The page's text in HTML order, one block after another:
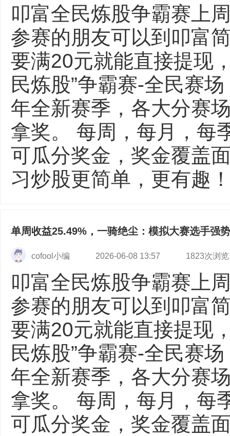
叩富全民炼股争霸赛上
参赛的朋友可以到叩富
要满20元就能直接提现
民炼股”争霸赛-全民赛
年全新赛季，各大分赛
拿奖。 每周，每月，每
可瓜分奖金，奖金覆盖
习炒股更简单，更有趣
单周收益25.49%，一骑绝尘：模拟大赛选手强
cofool小编 2026-06-08 13:57 1823次浏览
叩富全民炼股争霸赛上
参赛的朋友可以到叩富
要满20元就能直接提现
民炼股”争霸赛-全民赛
年全新赛季，各大分赛
拿奖。 每周，每月，每
可瓜分奖金，奖金覆盖